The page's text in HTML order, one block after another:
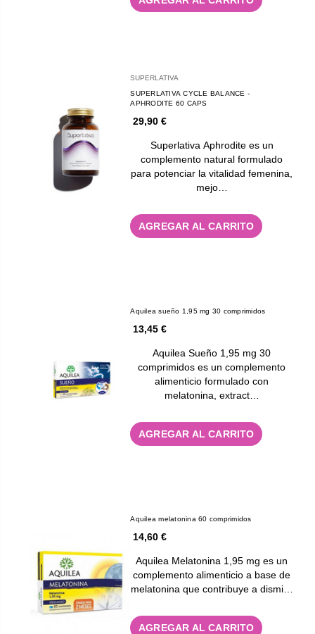
SUPERLATIVA
SUPERLATIVA CYCLE BALANCE -
APHRODITE 60 CAPS
29,90 €
Superlativa Aphrodite es un
complemento natural formulado
para potenciar la vitalidad femenina,
mejo…
AGREGAR AL CARRITO
Aquilea sueño 1,95 mg 30 comprimidos
13,45 €
Aquilea Sueño 1,95 mg 30
comprimidos es un complemento
alimenticio formulado con
melatonina, extract…
AGREGAR AL CARRITO
Aquilea melatonina 60 comprimidos
14,60 €
Aquilea Melatonina 1,95 mg es un
complemento alimenticio a base de
melatonina que contribuye a dismi…
AGREGAR AL CARRITO